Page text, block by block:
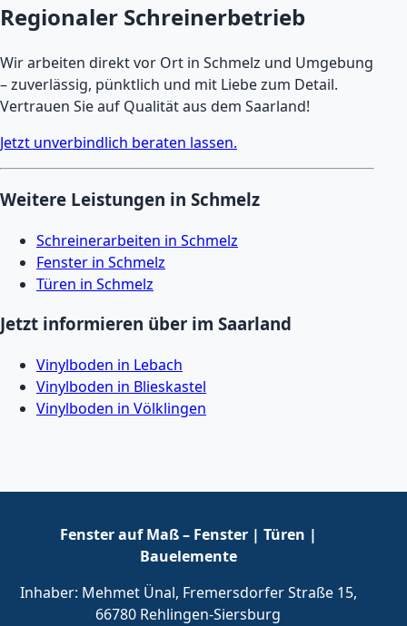
Regionaler Schreinerbetrieb
Wir arbeiten direkt vor Ort in Schmelz und Umgebung
– zuverlässig, pünktlich und mit Liebe zum Detail.
Vertrauen Sie auf Qualität aus dem Saarland!
Jetzt unverbindlich beraten lassen.
Weitere Leistungen in Schmelz
Schreinerarbeiten in Schmelz
Fenster in Schmelz
Türen in Schmelz
Jetzt informieren über im Saarland
Vinylboden in Lebach
Vinylboden in Blieskastel
Vinylboden in Völklingen
Fenster auf Maß – Fenster | Türen |
Bauelemente
Inhaber: Mehmet Ünal, Fremersdorfer Straße 15,
66780 Rehlingen-Siersburg